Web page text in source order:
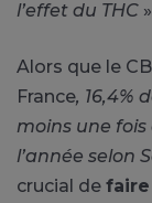
l’effet du THC
Alors que le
France, 16,4%
moins une fois
l’année selon
crucial de